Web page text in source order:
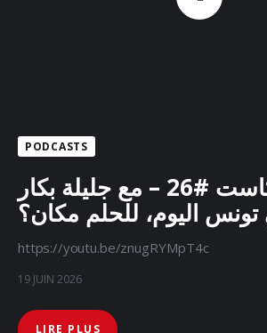
PODCASTS
رشمة بودكاست #26 – مع جليلة بكار
اليوم، للحلم مكان؟
https://youtu.be/znugRYMpT4c
19 JUIN 2026
LIRE PLUS